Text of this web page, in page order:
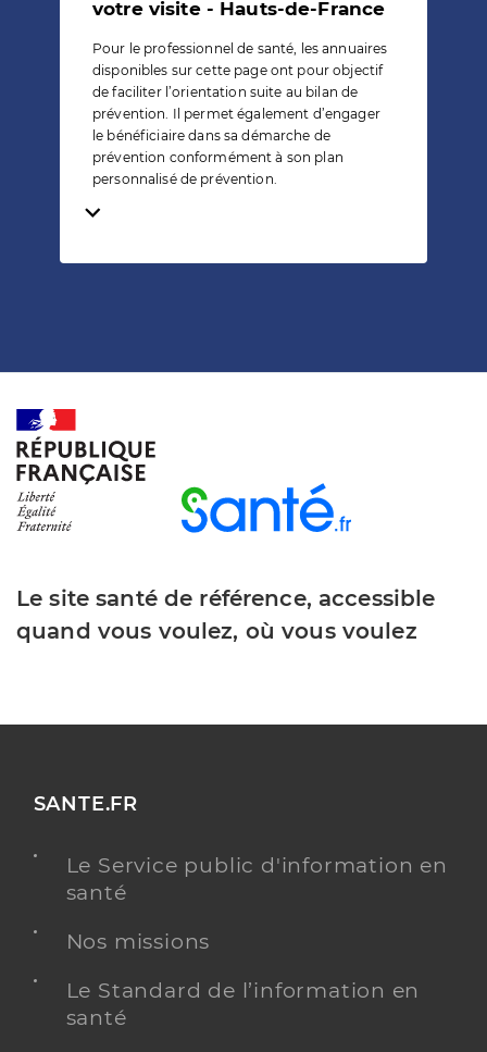
votre visite - Hauts-de-France
Pour le professionnel de santé, les annuaires
disponibles sur cette page ont pour objectif
de faciliter l’orientation suite au bilan de
prévention. Il permet également d’engager
le bénéficiaire dans sa démarche de
prévention conformément à son plan
personnalisé de prévention.
Temps de lecture
Le site santé de référence, accessible
quand vous voulez, où vous voulez
SANTE.FR
Le Service public d'information en
santé
Nos missions
Le Standard de l’information en
santé